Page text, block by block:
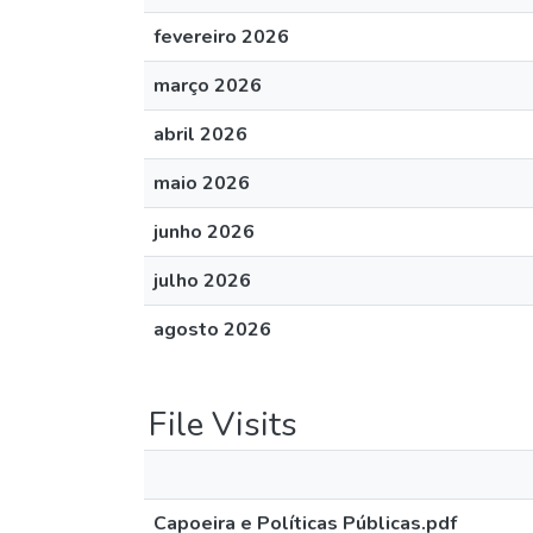
fevereiro 2026
março 2026
abril 2026
maio 2026
junho 2026
julho 2026
agosto 2026
File Visits
Capoeira e Políticas Públicas.pdf